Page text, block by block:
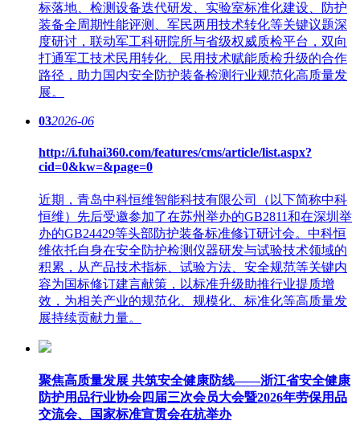
标落地、检测设备迭代研发、实验室标准化建设、防护
装备全周期性能评测、军民两用技术转化等关键议题深
度研讨，联动军工科研院所与省级权威质检平台，双向
打通军工技术民用转化、民用技术赋能质检升级的合作
路径，助力国内安全防护装备检测行业规范化高质量发
展。
032026-06
http://i.fuhai360.com/features/cms/article/list.aspx?
cid=0&kw=&page=0
近期，青岛中科恒维智能科技有限公司（以下简称中科
恒维）先后受邀参加了在苏州举办的GB2811和在深圳举
办的GB24429等头部防护装备标准修订研讨会。中科恒
维依托自身在安全防护检测仪器研发与试验技术领域的
积累，从产品技术指标、试验方法、安全规范等关键内
容为国标修订建言献策，以标准升级助推行业提质增
效，为相关产业的规范化、规模化、标准化等高质量发
展持续贡献力量。
聚焦高质量发展 共筑安全健康防线——浙江省安全健康
防护用品行业协会四届三次会员大会暨2026年劳保用品
交流会、国家标准宣贯会在杭举办